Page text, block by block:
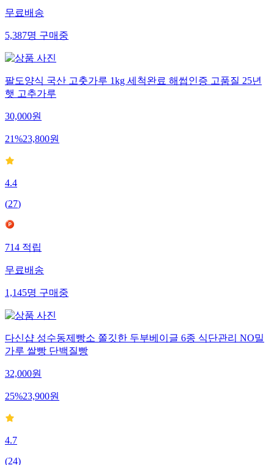
무료배송
5,387명구매중
팔도양식 국산 고춧가루 1kg 세척완료 해썹인증 고품질 25년
햇 고추가루
30,000원
21%23,800원
4.4
(27)
714적립
무료배송
1,145명구매중
다신샵 성수동제빵소 쫄깃한 두부베이글 6종 식단관리 NO밀
가루 쌀빵 단백질빵
32,000원
25%23,900원
4.7